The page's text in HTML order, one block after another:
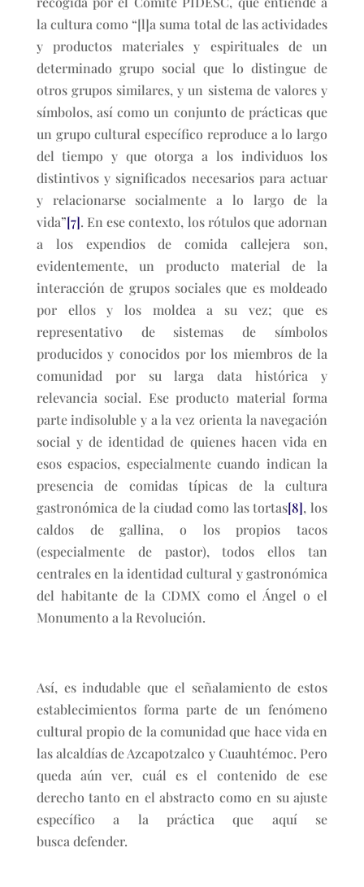
la cultura como “[l]a suma total de las actividades
y productos materiales y espirituales de un
determinado grupo social que lo distingue de
otros grupos similares, y un sistema de valores y
símbolos, así como un conjunto de prácticas que
un grupo cultural específico reproduce a lo largo
del tiempo y que otorga a los individuos los
distintivos y significados necesarios para actuar
y relacionarse socialmente a lo largo de la
vida”[7]. En ese contexto, los rótulos que adornan
a los expendios de comida callejera son,
evidentemente, un producto material de la
interacción de grupos sociales que es moldeado
por ellos y los moldea a su vez; que es
representativo de sistemas de símbolos
producidos y conocidos por los miembros de la
comunidad por su larga data histórica y
relevancia social. Ese producto material forma
parte indisoluble y a la vez orienta la navegación
social y de identidad de quienes hacen vida en
esos espacios, especialmente cuando indican la
presencia de comidas típicas de la cultura
gastronómica de la ciudad como las tortas[8], los
caldos de gallina, o los propios tacos
(especialmente de pastor), todos ellos tan
centrales en la identidad cultural y gastronómica
del habitante de la CDMX como el Ángel o el
Monumento a la Revolución.
Así, es indudable que el señalamiento de estos
establecimientos forma parte de un fenómeno
cultural propio de la comunidad que hace vida en
las alcaldías de Azcapotzalco y Cuauhtémoc. Pero
queda aún ver, cuál es el contenido de ese
derecho tanto en el abstracto como en su ajuste
específico a la práctica que aquí se
busca defender.